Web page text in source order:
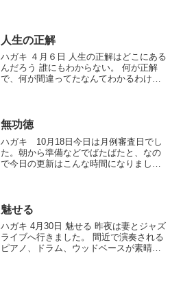
うことくら...
人生の正解
ハガキ ４月６日 人生の正解はどこにある
んだろう 誰にもわからない。 何が正解
で、何が間違ってたなんてわかるわけが
であれっ？計...
無功徳
ハガキ 10月18日今日は月例審査日でし
た。朝から準備などでばたばたと、なの
で今日の更新はこんな時間になりまし
に、あの人は何も感じて...
魅せる
ハガキ 4月30日 魅せる 昨夜は妻とジャズ
ライブへ行きました。 間近で演奏される
ピアノ、ドラム、ウッドベースが素晴ら